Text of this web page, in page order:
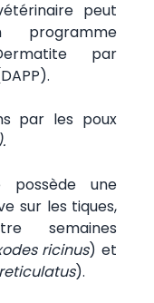
peut
par
par les poux
possède une
sur les tiques,
semaines
ricinus) et
).